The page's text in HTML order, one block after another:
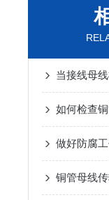
当接线母
如何检查
铜管母线